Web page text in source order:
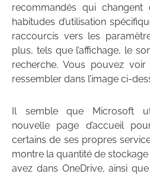
recommandés qui
habitudes d’utilisation
raccourcis vers les
plus, tels que l’affichage, le
recherche. Vous pouvez
ressembler dans l’image ci-
Il semble que Microsoft
nouvelle page d’accueil
certains de ses propres
montre la quantité de
avez dans OneDrive, ainsi